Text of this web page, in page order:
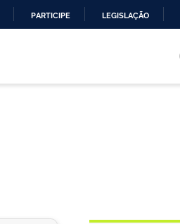
PARTICIPE LEGISLAÇÃO